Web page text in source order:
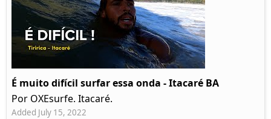
É muito difícil surfar essa onda - Itacaré BA
Por OXEsurfe. Itacaré.
Added July 15, 2022